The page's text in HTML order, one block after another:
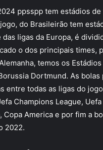
ppsspp tem estádios de
do Brasileirão tem
ligas da Europa, é
o dos principais times,
temos os
Dortmund. As bolas
entre todas as ligas do
Champions League,
Copa America e por fim a
2022.